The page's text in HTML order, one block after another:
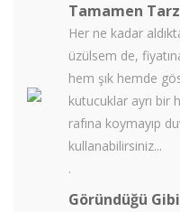
Tamamen Tarz
Her ne kadar
üzülsem de,
hem şık hemde
kutucuklar ayrı bir
rafına koymayıp
kullanabilirsiniz...
.
Göründüğü Gibi